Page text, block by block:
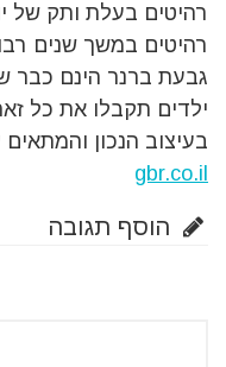
רהיטים במשך שנים
גבעת ברנר הינם כבר
ילדים תקבלו את כל
בעיצוב הנכון
gbr.co.il
הוסף תגובה